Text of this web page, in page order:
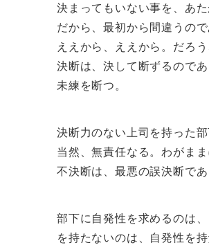
決まってもいない事を、あ
だから、最初から間違うので
ええから、ええから。だろ
決断は、決して断ずるのであ
未練を断つ。
決断力のない上司を持った
当然、無責任なる。わがま
不決断は、最悪の誤決断であ
部下に自発性を求めるのは
を持たないのは、自発性を